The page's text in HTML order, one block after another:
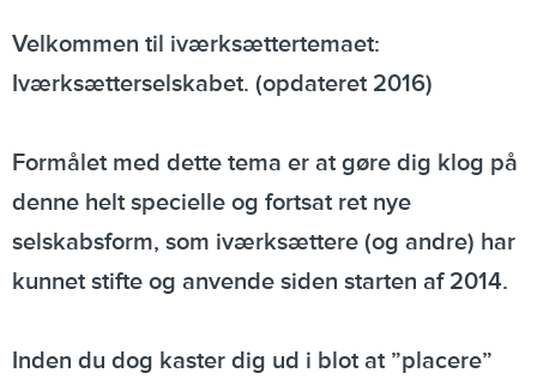
Velkommen til iværksættertemaet:
Iværksætterselskabet. (opdateret 2016)
Formålet med dette tema er at gøre dig klog på
denne helt specielle og fortsat ret nye
selskabsform, som iværksættere (og andre) har
kunnet stifte og anvende siden starten af 2014.
Inden du dog kaster dig ud i blot at ”placere”